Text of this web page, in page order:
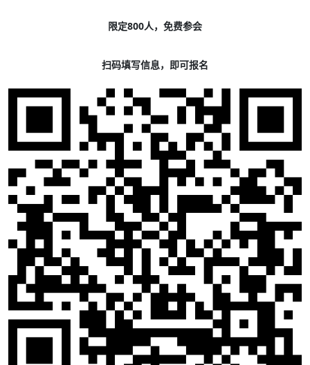
限定800人，免费参会
扫码填写信息，即可报名